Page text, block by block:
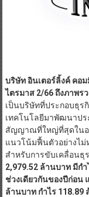
บริษัท อินเตอร์ลิ้งค์ คอ
ไตรมาส 2/66 ถึงภาพร
เป็นบริษัทที่ประกอบธุร
เทคโนโลยีมาพัฒนาปร
สัญญาณที่ใหญ่ที่สุดในอ
แนวโน้มฟื้นตัวอย่างไม่
สำหรับการขับเคลื่อนธุ
2,979.52 ล้านบาท มีกำ
ช่วงเดียวกันของปีก่อน
ล้านบาท กำไร 118.89